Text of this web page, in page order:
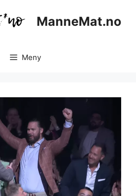
ManneMat.no
Meny